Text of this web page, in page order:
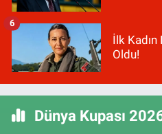
İlk Kadın
Oldu!
6
Dünya Kupası